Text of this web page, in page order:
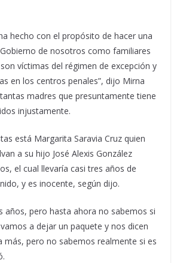
hecho con el propósito de hacer una
de nosotros como familiares
víctimas del régimen de excepción y
en los centros penales”, dijo Mirna
madres que presuntamente tiene
injustamente.
está Margarita Saravia Cruz quien
a su hijo José Alexis González
el cual llevaría casi tres años de
y es inocente, según dijo.
años, pero hasta ahora no sabemos si
a dejar un paquete y nos dicen
más, pero no sabemos realmente si es